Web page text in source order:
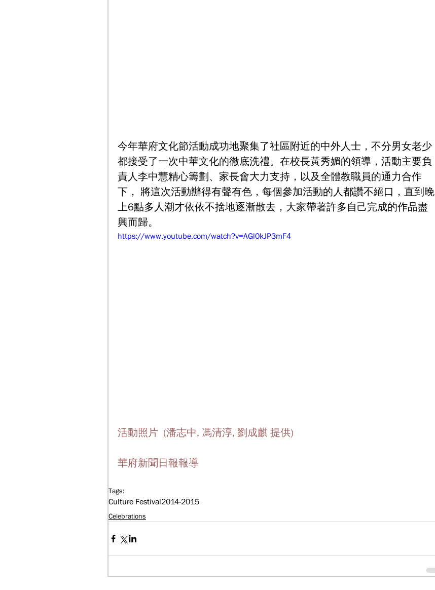
今年華府文化節活動成功地聚集了社區附近的中外人士，不分男女老少
都接受了一次中華文化的徹底洗禮。在校長黃秀媚的領導，活動主要負
責人李中慧精心籌劃、家長會大力支持，以及全體教職員的通力合作
下， 將這次活動辦得有聲有色，每個參加活動的人都讚不絕口，直到晚
上6點多人潮才依依不捨地逐漸散去，大家帶著許多自己完成的作品盡
興而歸。
https://www.youtube.com/watch?v=AGl0kJP3mF4
活動照片  (潘志中, 馮清淳, 劉成麒 提供)
華府新聞日報報導
Tags:
Culture Festival2014-2015
Celebrations